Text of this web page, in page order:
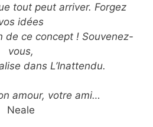
tout peut arriver. Forgez
idées
de ce concept ! Souvenez-
vous,
dans L’Inattendu.
amour, votre ami…
Neale